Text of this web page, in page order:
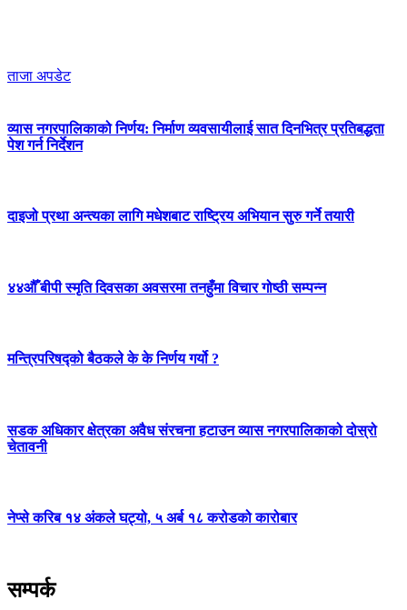
ताजा अपडेट
व्यास नगरपालिकाको निर्णय: निर्माण व्यवसायीलाई सात दिनभित्र प्रतिबद्धता
पेश गर्न निर्देशन
दाइजो प्रथा अन्त्यका लागि मधेशबाट राष्ट्रिय अभियान सुरु गर्ने तयारी
४४औँ बीपी स्मृति दिवसका अवसरमा तनहुँमा विचार गोष्ठी सम्पन्न
मन्त्रिपरिषद्को बैठकले के के निर्णय गर्यो ?
सडक अधिकार क्षेत्रका अवैध संरचना हटाउन व्यास नगरपालिकाको दोस्रो
चेतावनी
नेप्से करिब १४ अंकले घट्यो, ५ अर्ब १८ करोडको कारोबार
सम्पर्क